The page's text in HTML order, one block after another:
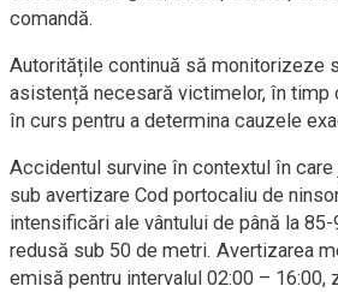
comandă.
Autoritățile continuă să monitorizeze
asistență necesară victimelor, în timp
în curs pentru a determina cauzele
Accidentul survine în contextul în
sub avertizare Cod portocaliu de
intensificări ale vântului de până la
redusă sub 50 de metri. Avertizarea
emisă pentru intervalul 02:00 – 16:00,